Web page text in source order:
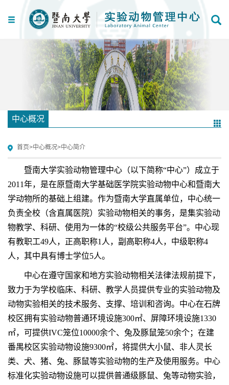
中心概况
首页>中心概况>中心简介
暨南大学实验动物管理中心（以下简称“中心”）成立于
2011年，是在原暨南大学基础医学院实验动物中心和暨南大
学动物所的基础上组建。作为暨南大学直属单位，中心统一
负责全校（含直属医院）实验动物相关的事务，是集实验动
物教学、科研、使用为一体的“校级公共服务平台”。中心现
有教职工49人，正高职称1人，副高职称4人，中级职称4
人，其中具有博士学位5人。
中心在遵守国家和地方实验动物相关法律法规前提下，
致力于为学校临床、科研、教学人员提供专业的实验动物及
动物实验相关的技术服务、支撑、培训和咨询。中心在石牌
校区拥有实验动物普通环境设施300㎡、屏障环境设施1330
㎡，可提供IVC笼位10000余个、兔及豚鼠笼50余个；在建
番禺校区实验动物设施9300㎡，将提供大小鼠、非人灵长
类、犬、猪、兔、豚鼠等实验动物的生产及使用服务。中心
标准化实验动物设施可以提供普通级豚鼠、兔等动物实验，